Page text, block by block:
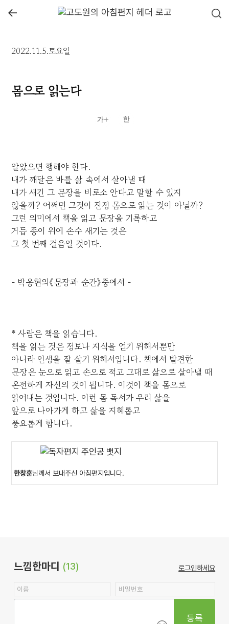
←
2022.11.5.토요일
몸으로 읽는다
알았으면 행해야 한다.
내가 깨달은 바를 삶 속에서 살아낼 때
내가 새긴 그 문장을 비로소 안다고 말할 수 있지
않을까? 어쩌면 그것이 진정 몸으로 읽는 것이 아닐까?
그런 의미에서 책을 읽고 문장을 기록하고
거듭 종이 위에 손수 새기는 것은
그 첫 번째 걸음일 것이다.
- 박웅현의《문장과 순간》중에서 -
* 사람은 책을 읽습니다.
책을 읽는 것은 정보나 지식을 얻기 위해서뿐만
아니라 인생을 잘 살기 위해서입니다. 책에서 발견한
문장은 눈으로 읽고 손으로 적고 그대로 삶으로 살아낼 때
온전하게 자신의 것이 됩니다. 이것이 책을 몸으로
읽어내는 것입니다. 이런 몸 독서가 우리 삶을
앞으로 나아가게 하고 삶을 지혜롭고
풍요롭게 합니다.
한창훈님께서 보내주신 아침편지입니다.
느낌한마디 (13) 로그인하세요
등록